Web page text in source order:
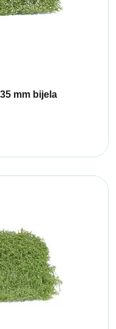
mm bijela